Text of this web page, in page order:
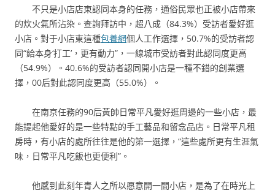
不只是小店店東認同本身的任務，通俗民眾也正被小店帶來
的炊火氣所沾染。查詢拜訪中，超八成（84.3%）受訪者愛好逛
小店。對于小店東這種包養網個人工作選擇，50.7%的受訪者認
同“給本身‘打工’，更有動力”，一線城市受訪者對此認同度更高
（54.9%）。40.6%的受訪者認同開小店是一種不錯的創業選
擇，00后對此認同度更高（55.0%）。
在南京任務的90后黃帥日常平凡愛好逛周邊的一些小店，最
能提起他愛好的是一些特點的手工藝品和留念品店。日常平凡租
房時，有小店的處所往往是他的第一選擇，“這些處所更有生涯氣
味，日常平凡吃飯也更便利”。
他感到此刻年青人之所以愿意開一間小店，是為了在時光上